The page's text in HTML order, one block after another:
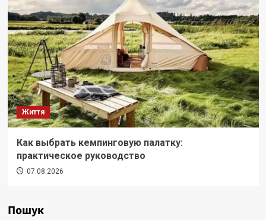
Життя
Как выбрать кемпинговую палатку:
практическое руководство
07.08.2026
Пошук